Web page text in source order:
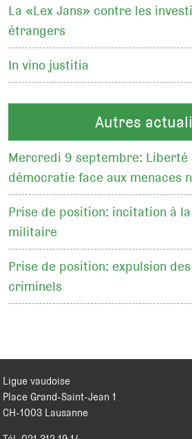
La «Lex Jans» contre les
étrangers
In vino justitia
Autres
Mercredi 9 septembre: Liberté
démocratie face aux menaces
Prise de position: incitation à
militaire
Prise de position: expulsion
criminels
Ligue vaudoise
Place Grand-Saint-Jean 1
CH-1003 Lausanne